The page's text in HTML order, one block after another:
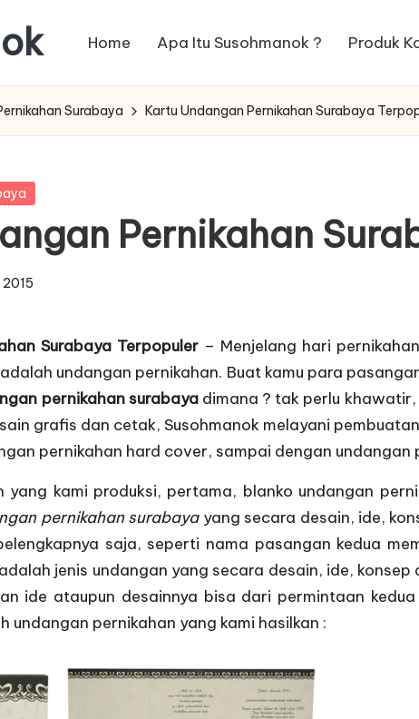
Home Apa Itu Susohmanok ? Produk
Surabaya Kartu Undangan Pernikahan Surabaya
Pernikahan
2015
Surabaya Terpopuler – Menjelang hari
undangan pernikahan. Buat kamu para
pernikahan surabayadimana ? tak perlu khawatir,
grafis dan cetak, Susohmanok melayani
pernikahan hard cover, sampai dengan undangan
yang kami produksi, pertama, blanko undangan
pernikahan surabayayang secara desain, ide,
saja, seperti nama pasangan kedua
jenis undangan yang secara desain, ide,
ide ataupun desainnya bisa dari permintaan
undangan pernikahan yang kami hasilkan :